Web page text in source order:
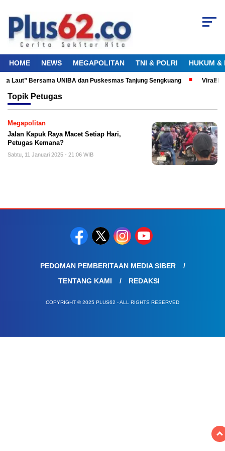
HOME NEWS MEGAPOLITAN TNI & POLRI HUKUM &
Laut” Bersama UNIBA dan Puskesmas Tanjung Sengkuang Viral!
Topik Petugas
Megapolitan
Jalan Kapuk Raya Macet Setiap Hari,
Petugas Kemana?
Sabtu, 11 Januari 2025 - 21:06 WIB
PEDOMAN PEMBERITAAN MEDIA SIBER
TENTANG KAMI
REDAKSI
COPYRIGHT © 2025 PLUS62 - ALL RIGHTS RESERVED